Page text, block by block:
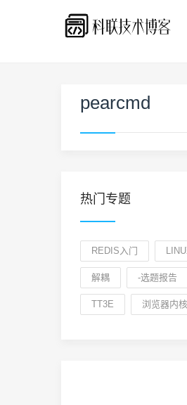
pearcmd
热门专题
REDIS入门
解耦 -选题报告
TT3E 浏览器内